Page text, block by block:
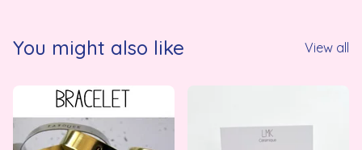
You might also like View all